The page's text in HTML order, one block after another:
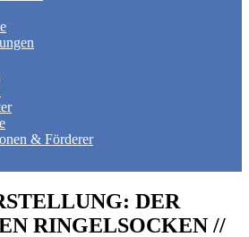
& Förderer
DER
RINGELSOCKEN //